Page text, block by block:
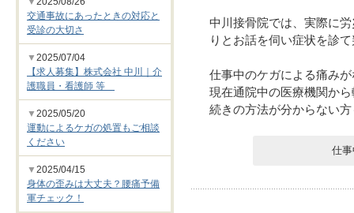
中川接骨院では、実際に
りとお話を伺い症状を診
仕事中のケガによる痛み
現在通院中の医療機関か
続きの方法が分からない
仕
交通事故にあったときの対応と
受診の大切さ
▼ 2025/07/04
【求人募集】株式会社 中川｜介
護職員・看護師 等
▼ 2025/05/20
運動によるケガの処置もご相談
ください
▼ 2025/04/15
身体の歪みは大丈夫？腰痛予備
軍チェック！